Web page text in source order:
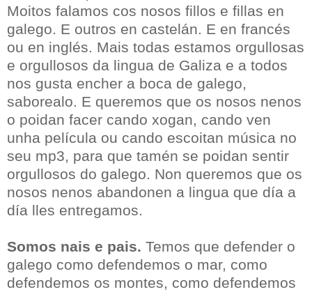
Moitos falamos cos nosos fillos e fillas en
galego. E outros en castelán. E en francés
ou en inglés. Mais todas estamos orgullosas
e orgullosos da lingua de Galiza e a todos
nos gusta encher a boca de galego,
saborealo. E queremos que os nosos nenos
o poidan facer cando xogan, cando ven
unha película ou cando escoitan música no
seu mp3, para que tamén se poidan sentir
orgullosos do galego. Non queremos que os
nosos nenos abandonen a lingua que día a
día lles entregamos.
Somos nais e pais. Temos que defender o
galego como defendemos o mar, como
defendemos os montes, como defendemos